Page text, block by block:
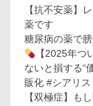
【抗不安薬】
薬です
糖尿病の薬で
【2025年つ
ないと損する“
販化 #シアリス
【双極症】も